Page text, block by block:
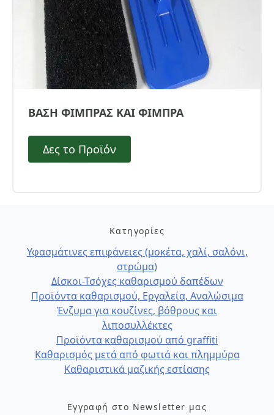
ΒΑΣΗ ΦΙΜΠΡΑΣ ΚΑΙ ΦΙΜΠΡΑ
Δες το Προϊόν
Κατηγορίες
Υφασμάτινες επιφάνειες (μοκέτα, χαλί, σαλόνι,
στρώμα)
Δίσκοι-Τσόχες καθαρισμού δαπέδων
Προϊόντα καθαρισμού, Εργαλεία, Αναλώσιμα
Ένζυμα για κουζίνες, βόθρους και
λιποσυλλέκτες
Προϊόντα καθαρισμού από graffiti
Καθαρισμός μετά από φωτιά και πλημμύρα
Καθαριστικά μαζικής εστίασης
Εγγραφή στο Newsletter μας